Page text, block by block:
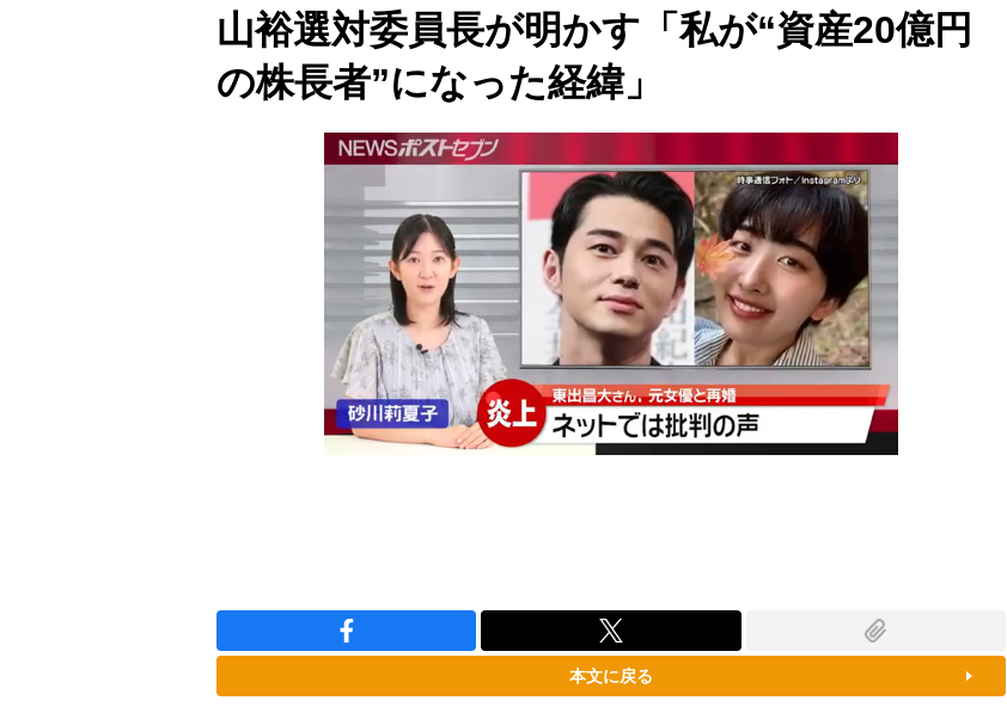
山裕選対委員長が明かす「私が“資産20億円
の株長者”になった経緯」
本文に戻る